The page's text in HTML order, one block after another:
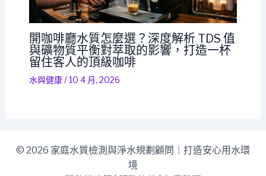
開咖啡廳水質怎麼選？深度解析 TDS 值
與礦物質平衡對萃取的影響，打造一杯
留住客人的頂級咖啡
水與健康/10 4 月, 2026
© 2026 家庭水質檢測與淨水規劃顧問｜打造安心用水環
境